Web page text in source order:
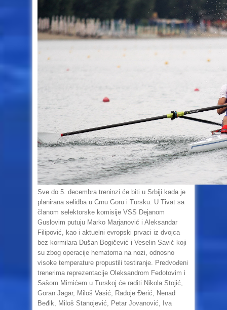
Sve do 5. decembra treninzi će biti u Srbiji kada je
planirana selidba u Crnu Goru i Tursku. U Tivat sa
članom selektorske komisije VSS Dejanom
Guslovim putuju Marko Marjanović i Aleksandar
Filipović, kao i aktuelni evropski prvaci iz dvojca
bez kormilara Dušan Bogičević i Veselin Savić koji
su zbog operacije hematoma na nozi, odnosno
visoke temperature propustili testiranje. Predvođeni
trenerima reprezentacije Oleksandrom Fedotovim i
Sašom Mimićem u Turskoj će raditi Nikola Stojić,
Goran Jagar, Miloš Vasić, Radoje Đerić, Nenad
Beđik, Miloš Stanojević, Petar Jovanović, Iva